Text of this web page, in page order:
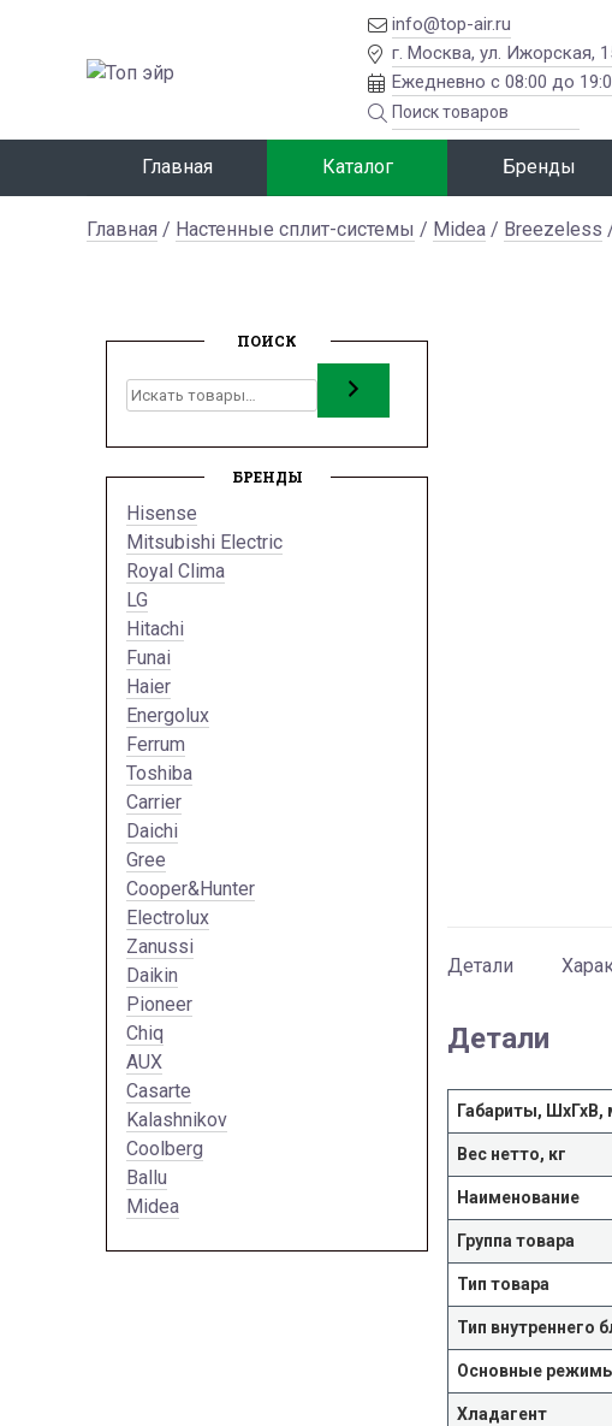
info@top-air.ru
г. Москва, ул. Ижорская,
Ежедневно с 08:00 до
Главная Каталог Бренды
Главная / Настенные сплит-системы / Midea / Breezeless
Детали
Детали
Габариты, ШхГхВ,
Вес нетто, кг
Наименование
Группа товара
Тип товара
Тип внутреннего
Основные
Хладагент
ПОИСК
Поиск
БРЕНДЫ
Hisense
Mitsubishi Electric
Royal Clima
LG
Hitachi
Funai
Haier
Energolux
Ferrum
Toshiba
Carrier
Daichi
Gree
Cooper&Hunter
Electrolux
Zanussi
Daikin
Pioneer
Chiq
AUX
Casarte
Kalashnikov
Coolberg
Ballu
Midea